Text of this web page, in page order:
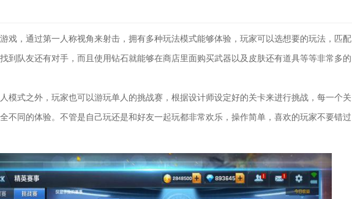
戏，通过第一人称视角来射击，拥有多种玩法模式能够体验，玩家可以选想要的玩法，匹配
到队友还有对手，而且使用钻石就能够在商店里面购买武器以及皮肤还有道具等等非常多的
模式之外，玩家也可以游玩单人的挑战赛，根据设计师设定好的关卡来进行挑战，每一个关
不同的体验。不管是自己玩还是和好友一起玩都非常欢乐，操作简单，喜欢的玩家不要错过